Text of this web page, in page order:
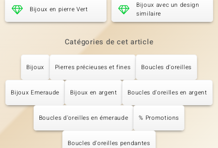
Bijoux en pierre Vert
Bijoux avec un design
similaire
Catégories de cet article
Bijoux Pierres précieuses et fines Boucles d'oreilles
Bijoux Emeraude Bijoux en argent Boucles d'oreilles en argent
Boucles d'oreilles en émeraude % Promotions
Boucles d'oreilles pendantes